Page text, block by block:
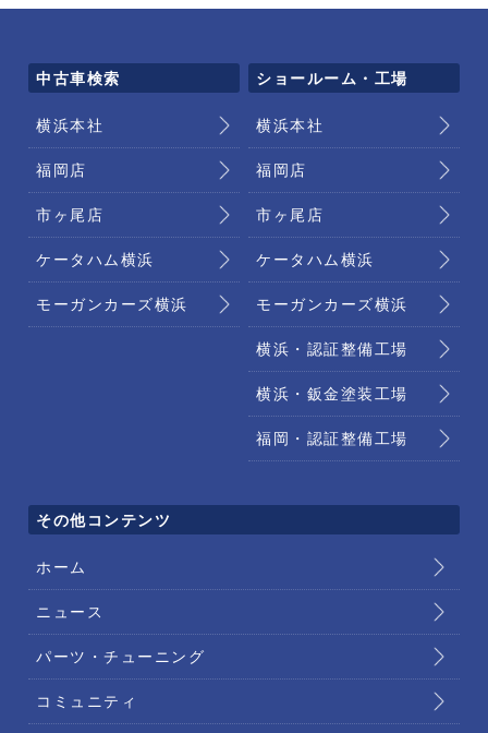
中古車検索
横浜本社
福岡店
市ヶ尾店
ケータハム横浜
モーガンカーズ横浜
ショールーム・工場
横浜本社
福岡店
市ヶ尾店
ケータハム横浜
モーガンカーズ横浜
横浜・認証整備工場
横浜・鈑金塗装工場
福岡・認証整備工場
その他コンテンツ
ホーム
ニュース
パーツ・チューニング
コミュニティ